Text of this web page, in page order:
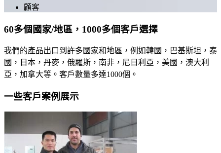
顧客
60多個國家/地區，1000多個客戶選擇
我們的產品出口到許多國家和地區，例如韓國，巴基斯坦，泰
國，日本，丹麥，俄羅斯，南非，尼日利亞，美國，澳大利
亞，加拿大等。客戶數量多達1000個。
一些客戶案例展示